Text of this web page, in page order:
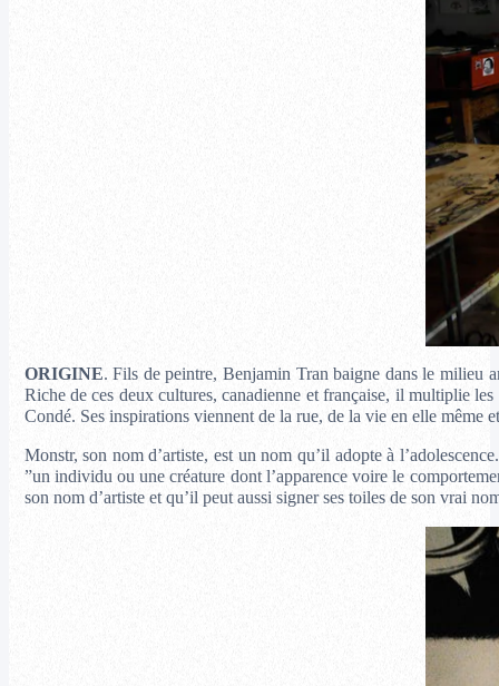
ORIGINE. Fils de peintre, Benjamin Tran baigne dans le milieu
Riche de ces deux cultures, canadienne et française, il multiplie
Condé. Ses inspirations viennent de la rue, de la vie en elle même
Monstr, son nom d’artiste, est un nom qu’il adopte à
”un individu ou une créature dont l’apparence voire le
son nom d’artiste et qu’il peut aussi signer ses toiles de son vrai